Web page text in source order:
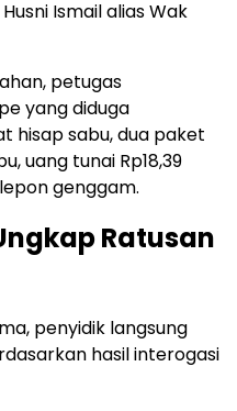
Ismail alias Wak
petugas
yang diduga
hisap sabu, dua paket
uang tunai Rp18,39
genggam.
Ratusan
penyidik langsung
hasil interogasi